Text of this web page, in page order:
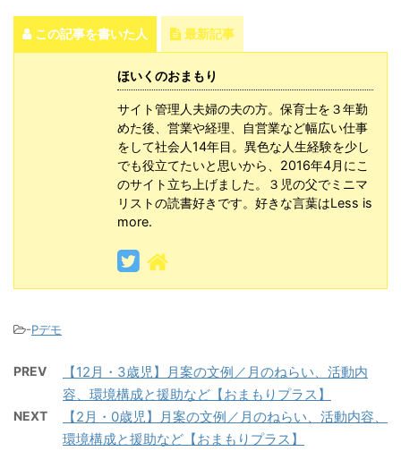
この記事を書いた人 最新記事
ほいくのおまもり
サイト管理人夫婦の夫の方。保育士を３年勤
めた後、営業や経理、自営業など幅広い仕事
をして社会人14年目。異色な人生経験を少し
でも役立てたいと思いから、2016年4月にこ
のサイト立ち上げました。３児の父でミニマ
リストの読書好きです。好きな言葉はLess is
more.
-Pデモ
PREV
【12月・3歳児】月案の文例／月のねらい、活動内
容、環境構成と援助など【おまもりプラス】
NEXT
【2月・0歳児】月案の文例／月のねらい、活動内容、
環境構成と援助など【おまもりプラス】